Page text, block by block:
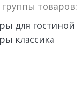
товаров:
для гостиной
классика